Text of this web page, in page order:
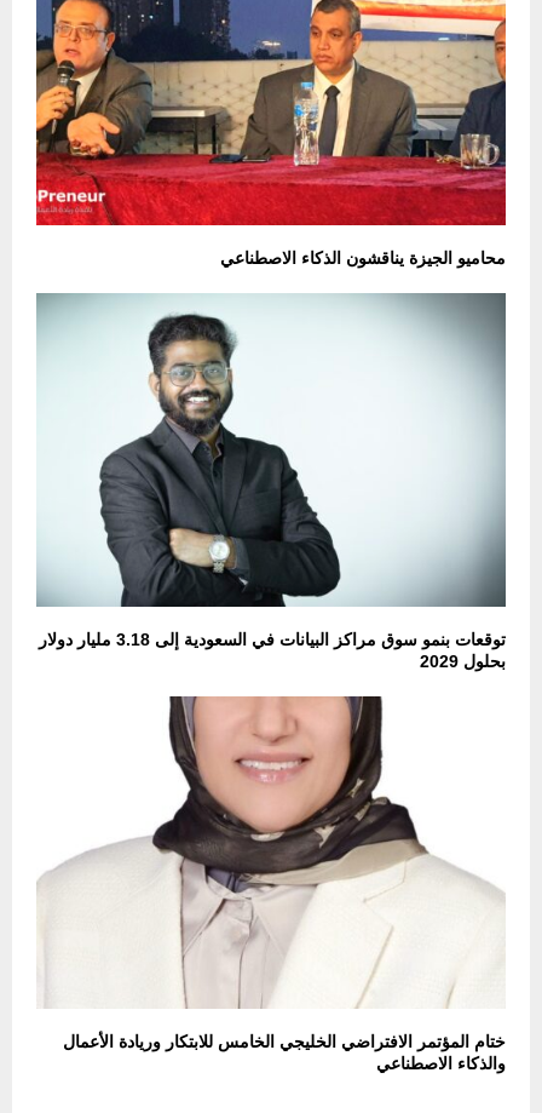
محاميو الجيزة يناقشون الذكاء الاصطناعي
توقعات بنمو سوق مراكز البيانات في السعودية إلى 3.18 مليار دولار
بحلول 2029
ختام المؤتمر الافتراضي الخليجي الخامس للابتكار وريادة الأعمال
والذكاء الاصطناعي